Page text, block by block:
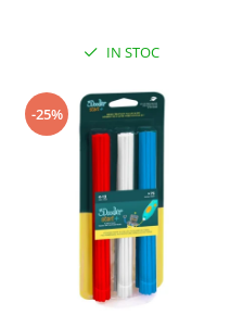
IN STOC
-25%